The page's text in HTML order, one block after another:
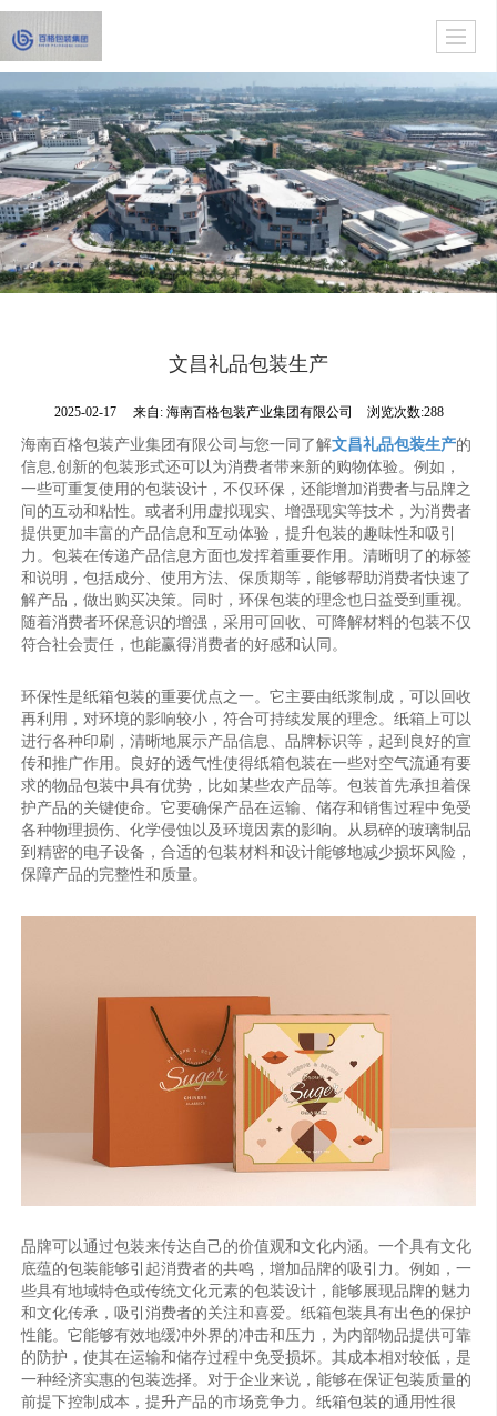
文昌礼品包装生产
2025-02-17 来自: 海南百格包装产业集团有限公司 浏览次数:288
海南百格包装产业集团有限公司与您一同了解文昌礼品包装生产的
信息,创新的包装形式还可以为消费者带来新的购物体验。例如，
一些可重复使用的包装设计，不仅环保，还能增加消费者与品牌之
间的互动和粘性。或者利用虚拟现实、增强现实等技术，为消费者
提供更加丰富的产品信息和互动体验，提升包装的趣味性和吸引
力。包装在传递产品信息方面也发挥着重要作用。清晰明了的标签
和说明，包括成分、使用方法、保质期等，能够帮助消费者快速了
解产品，做出购买决策。同时，环保包装的理念也日益受到重视。
随着消费者环保意识的增强，采用可回收、可降解材料的包装不仅
符合社会责任，也能赢得消费者的好感和认同。
环保性是纸箱包装的重要优点之一。它主要由纸浆制成，可以回收
再利用，对环境的影响较小，符合可持续发展的理念。纸箱上可以
进行各种印刷，清晰地展示产品信息、品牌标识等，起到良好的宣
传和推广作用。良好的透气性使得纸箱包装在一些对空气流通有要
求的物品包装中具有优势，比如某些农产品等。包装首先承担着保
护产品的关键使命。它要确保产品在运输、储存和销售过程中免受
各种物理损伤、化学侵蚀以及环境因素的影响。从易碎的玻璃制品
到精密的电子设备，合适的包装材料和设计能够地减少损坏风险，
保障产品的完整性和质量。
品牌可以通过包装来传达自己的价值观和文化内涵。一个具有文化
底蕴的包装能够引起消费者的共鸣，增加品牌的吸引力。例如，一
些具有地域特色或传统文化元素的包装设计，能够展现品牌的魅力
和文化传承，吸引消费者的关注和喜爱。纸箱包装具有出色的保护
性能。它能够有效地缓冲外界的冲击和压力，为内部物品提供可靠
的防护，使其在运输和储存过程中免受损坏。其成本相对较低，是
一种经济实惠的包装选择。对于企业来说，能够在保证包装质量的
前提下控制成本，提升产品的市场竞争力。纸箱包装的通用性很